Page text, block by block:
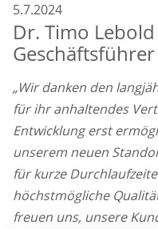
5.7.2024
Dr. Timo
„Wir danken den
für ihr anhaltendes
Entwicklung erst
unserem neuen
für kurze
höchstmögliche
freuen uns, unsere